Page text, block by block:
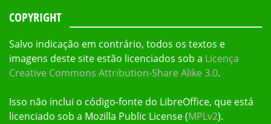
COPYRIGHT
Salvo indicação em contrário, todos os textos e
imagens deste site estão licenciados sob a Licença
Creative Commons Attribution-Share Alike 3.0.
Isso não inclui o código-fonte do LibreOffice, que está
licenciado sob a Mozilla Public License (MPLv2).